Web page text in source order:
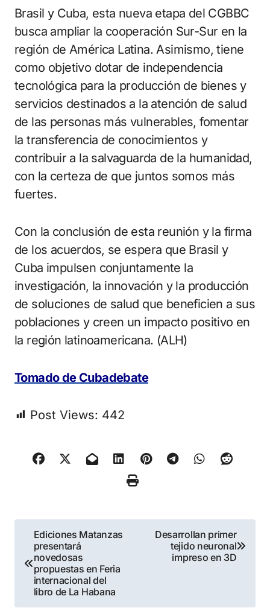
Brasil y Cuba, esta nueva etapa del CGBBC
busca ampliar la cooperación Sur-Sur en la
región de América Latina. Asimismo, tiene
como objetivo dotar de independencia
tecnológica para la producción de bienes y
servicios destinados a la atención de salud
de las personas más vulnerables, fomentar
la transferencia de conocimientos y
contribuir a la salvaguarda de la humanidad,
con la certeza de que juntos somos más
fuertes.
Con la conclusión de esta reunión y la firma
de los acuerdos, se espera que Brasil y
Cuba impulsen conjuntamente la
investigación, la innovación y la producción
de soluciones de salud que beneficien a sus
poblaciones y creen un impacto positivo en
la región latinoamericana. (ALH)
Tomado de Cubadebate
Post Views: 442
Navegación
de
entradas
Ediciones Matanzas
presentará
novedosas
propuestas en Feria
internacional del
libro de La Habana
Desarrollan primer
tejido neuronal
impreso en 3D